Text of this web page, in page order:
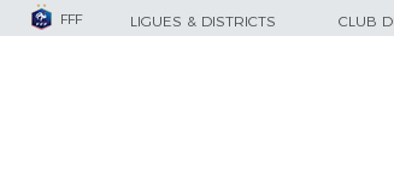
FFF LIGUES & DISTRICTS CLUB